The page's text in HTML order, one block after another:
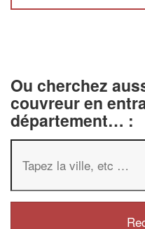
Ou cherchez
couvreur en
département… :